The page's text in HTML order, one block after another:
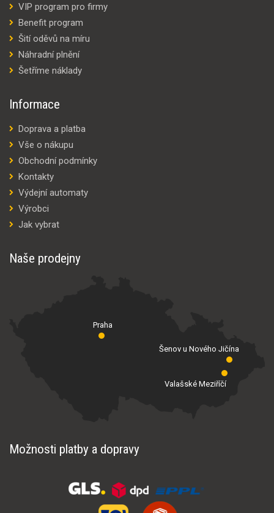
VIP program pro firmy
Benefit program
Šití oděvů na míru
Náhradní plnění
Šetříme náklady
Informace
Doprava a platba
Vše o nákupu
Obchodní podmínky
Kontakty
Výdejní automaty
Výrobci
Jak vybrat
Naše prodejny
Praha
Valašské Meziříčí
Šenov u Nového Jičína
Možnosti platby a dopravy